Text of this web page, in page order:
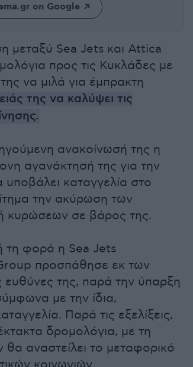
on Google
μεταξύ Sea Jets και Attica
προς τις Κυκλάδες με
να μιλά για έμπρακτη
της να καλύψει τις
ανακοίνωσή της η
αγανάκτησή της για την
καταγγελία στο
την ακύρωση των
κυρώσεων σε βάρος της.
τη φορά η Sea Jets
προσπάθησε εκ των
ευθύνες της, παρά την ύπαρξη
με την ίδια,
Παρά τις εξελίξεις,
δρομολόγια, με τη
θα αναστείλει το μεταφορικό